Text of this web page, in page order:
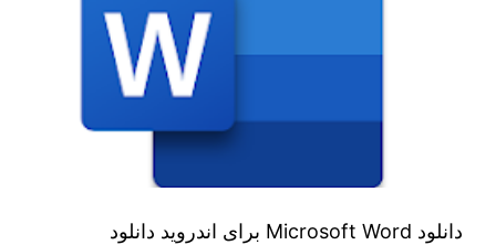
دانلود Microsoft Word برای اندروید دانلود